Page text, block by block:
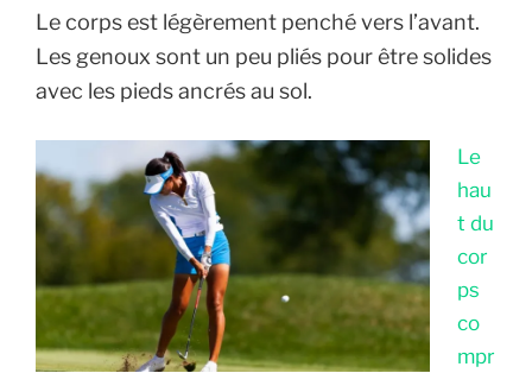
Le corps est légèrement penché vers l’avant.
Les genoux sont un peu pliés pour être solides
avec les pieds ancrés au sol.
Le
hau
t du
cor
ps
co
mpr